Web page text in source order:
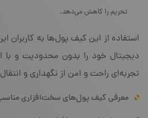
تحریم را کاهش می‌دهد.
استفاده از این کیف پول‌ها به کاربران
دیجیتال خود را بدون محدودیت و
تجربه‌ای راحت و امن از نگهداری و
معرفی کیف پول‌های سخت‌افزاری مناسب